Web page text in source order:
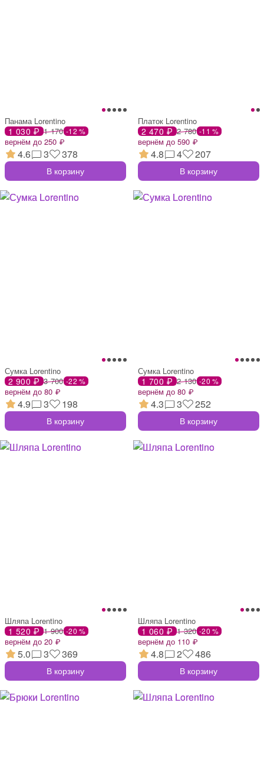
Панама Lorentino
1 030 ₽ 1 170 -12 %
вернём до 250 ₽
4.6 3 378
В корзину
Платок Lorentino
2 470 ₽ 2 780 -11 %
вернём до 590 ₽
4.8 4 207
В корзину
Сумка Lorentino
2 900 ₽ 3 700 -22 %
вернём до 80 ₽
4.9 3 198
В корзину
Сумка Lorentino
1 700 ₽ 2 130 -20 %
вернём до 80 ₽
4.3 3 252
В корзину
Шляпа Lorentino
1 520 ₽ 1 900 -20 %
вернём до 20 ₽
5.0 3 369
В корзину
Шляпа Lorentino
1 060 ₽ 1 320 -20 %
вернём до 110 ₽
4.8 2 486
В корзину